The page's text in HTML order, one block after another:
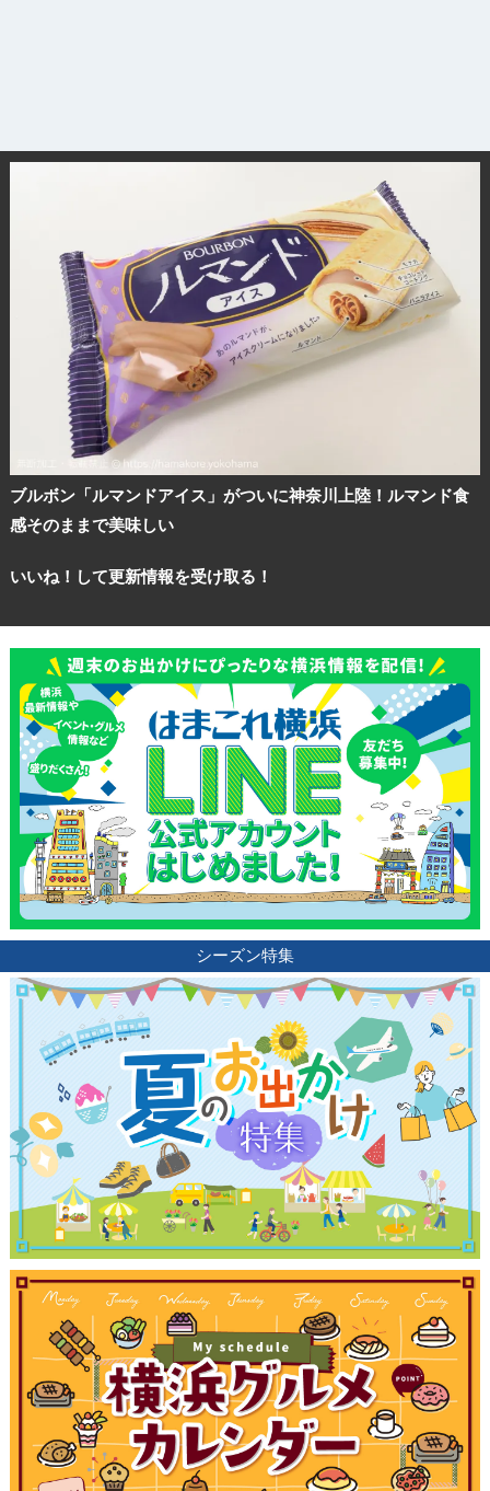
ブルボン「ルマンドアイス」がついに神奈川上陸！ルマンド食
感そのままで美味しい
いいね！して更新情報を受け取る！
シーズン特集
観光ガイド
ランキング
ブログ記事